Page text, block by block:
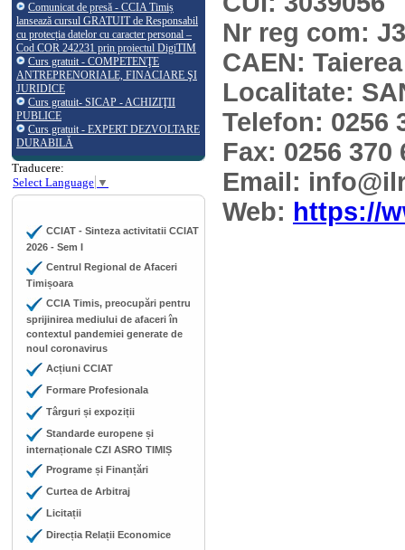
Comunicat de presă - CCIA Timiș
lansează cursul GRATUIT de Responsabil
cu protecția datelor cu caracter personal –
Cod COR 242231 prin proiectul DigiTIM
Curs gratuit - COMPETENŢE
ANTREPRENORIALE, FINACIARE ŞI
JURIDICE
Curs gratuit- SICAP - ACHIZIŢII
PUBLICE
Curs gratuit - EXPERT DEZVOLTARE
DURABILĂ
Traducere:
Select Language ▼
CCIAT - Sinteza activitatii CCIAT
2026 - Sem I
Centrul Regional de Afaceri
Timișoara
CCIA Timis, preocupări pentru
sprijinirea mediului de afaceri în
contextul pandemiei generate de
noul coronavirus
Acțiuni CCIAT
Formare Profesionala
Târguri și expoziții
Standarde europene și
internaționale CZI ASRO TIMIȘ
Programe și Finanțări
Curtea de Arbitraj
Licitații
Direcția Relații Economice
Nr reg com:
CAEN:
Localitate:
Telefon: 0256
Fax: 0256 370
Email:
Web: https://